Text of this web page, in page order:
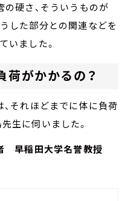
の硬さ、そういうものが
した部分との関連などを
いました。
荷がかかるの？
、それほどまでに体に負荷
生に伺いました。
者 早稲田大学名誉教授